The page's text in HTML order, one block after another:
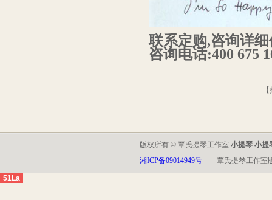
联系定购,咨询详
咨询电话:400 675
【
版权所有 © 覃氏提琴工作室 小提琴 小提
湘ICP备09014949号
覃氏提琴工作室
51La